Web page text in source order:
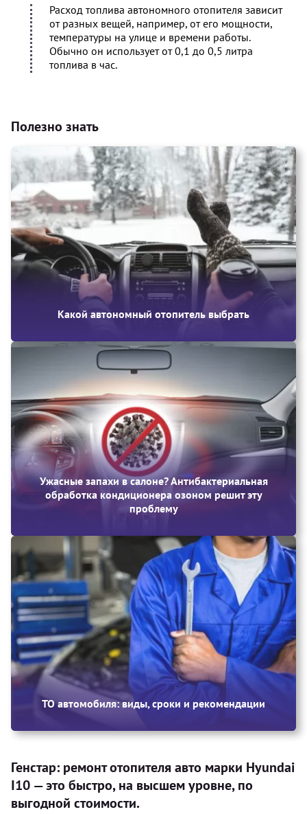
Расход топлива автономного отопителя зависит
от разных вещей, например, от его мощности,
температуры на улице и времени работы.
Обычно он использует от 0,1 до 0,5 литра
топлива в час.
Полезно знать
Какой автономный отопитель выбрать
Ужасные запахи в салоне? Антибактериальная
обработка кондиционера озоном решит эту
проблему
ТО автомобиля: виды, сроки и рекомендации
Генстар: ремонт отопителя авто марки Hyundai
I10 — это быстро, на высшем уровне, по
выгодной стоимости.